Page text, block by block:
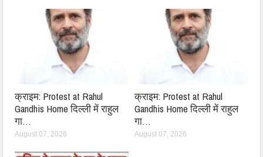
क्राइम: Protest at Rahul
Gandhis Home दिल्ली में राहुल
गा…
August 07, 2026
क्राइम: Protest at Rahul
Gandhis Home दिल्ली में राहुल
गा…
August 07, 2026